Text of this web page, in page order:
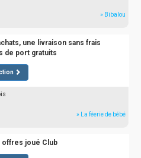
» Bibalou
une livraison sans frais
de port gratuits
» La féerie de bébé
offres joué Club